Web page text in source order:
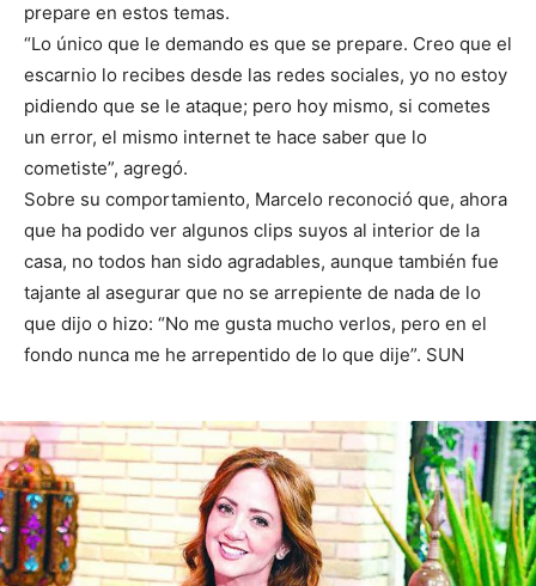
prepare en estos temas.
“Lo único que le demando es que se prepare. Creo que el
escarnio lo recibes desde las redes sociales, yo no estoy
pidiendo que se le ataque; pero hoy mismo, si cometes
un error, el mismo internet te hace saber que lo
cometiste”, agregó.
Sobre su comportamiento, Marcelo reconoció que, ahora
que ha podido ver algunos clips suyos al interior de la
casa, no todos han sido agradables, aunque también fue
tajante al asegurar que no se arrepiente de nada de lo
que dijo o hizo: “No me gusta mucho verlos, pero en el
fondo nunca me he arrepentido de lo que dije”. SUN